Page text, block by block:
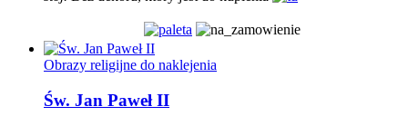
Obrazy religijne do naklejenia
Św. Jan Paweł II